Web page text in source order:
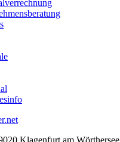
Klagenfurt am Wörthersee